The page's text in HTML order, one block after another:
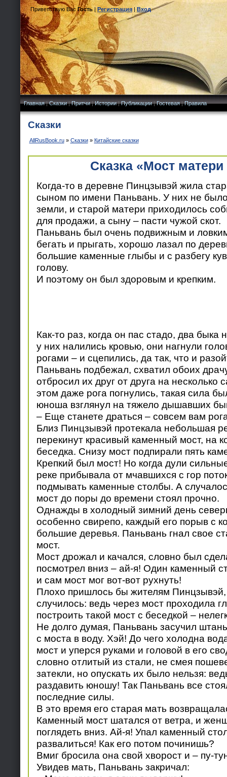
Приветствую Вас Гость|Регистрация|Вход
Главная|Сказки|Притчи|Истории|Публикации|Гостевая|Правила
Сказки
AllRusBook.ru» Сказки» Китайские сказки
Сказка «Мост
Когда-то в деревне Пинцзывэй жила
сыном по имени Паньвань. У них не
земли, и старой матери приходилось
для продажи, а сыну – пасти чужой скот.
Паньвань был очень подвижным и
бегать и прыгать, хорошо лазал по
большие каменные глыбы и с разбегу
голову.
И поэтому он был здоровым и крепким.
Как-то раз, когда он пас стадо, два быка
у них налились кровью, они нагнули
рогами – и сцепились, да так, что и
Паньвань подбежал, схватил обоих
отбросил их друг от друга на несколько
этом даже рога погнулись, такая сила
юноша взглянул на тяжело дышавших
– Еще станете драться – совсем вам
Близ Пинцзывэй протекала небольшая
перекинут красивый каменный мост, на
беседка. Снизу мост подпирали пять
Крепкий был мост! Но когда дули
реке прибывала от мчавшихся с гор
подмывать каменные столбы. А
мост до поры до времени стоял прочно.
Однажды в холодный зимний день
особенно свирепо, каждый его порыв с
большие деревья. Паньвань гнал свое
мост.
Мост дрожал и качался, словно был
посмотрел вниз – ай-я! Один каменный
и сам мост мог вот-вот рухнуть!
Плохо пришлось бы жителям
случилось: ведь через мост проходила
построить такой мост с беседкой –
Не долго думая, Паньвань засучил
с моста в воду. Хэй! До чего холодна
мост и уперся руками и головой в его
словно отлитый из стали, не смея
затекли, но опускать их было нельзя:
раздавить юношу! Так Паньвань все
последние силы.
В это время его старая мать
Каменный мост шатался от ветра, и
поглядеть вниз. Ай-я! Упал каменный
развалиться! Как его потом починишь?
Вмиг бросила она свой хворост и – пу-
Увидев мать, Паньвань закричал: